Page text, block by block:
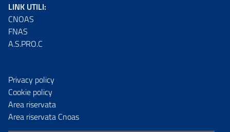
LINK UTILI:
CNOAS
FNAS
A.S.PRO.C
Privacy policy
Cookie policy
Area riservata
Area riservata Cnoas